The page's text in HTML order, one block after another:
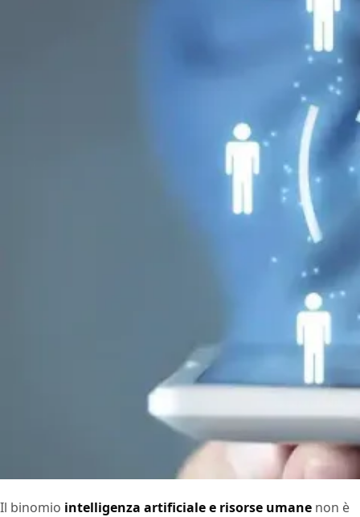
Il binomio intelligenza artificiale e risorse umane non è